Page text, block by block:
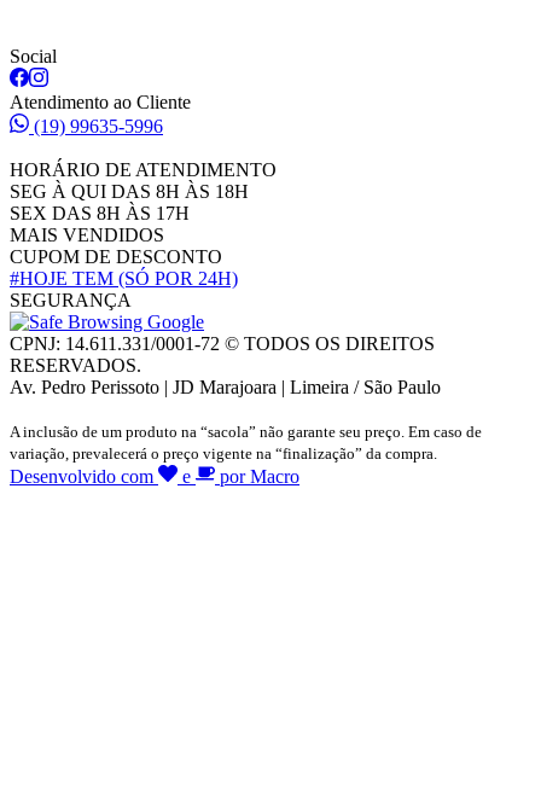
Social
Atendimento ao Cliente
(19) 99635-5996
HORÁRIO DE ATENDIMENTO
SEG À QUI DAS 8H ÀS 18H
SEX DAS 8H ÀS 17H
MAIS VENDIDOS
CUPOM DE DESCONTO
#HOJE TEM (SÓ POR 24H)
SEGURANÇA
CPNJ: 14.611.331/0001-72 © TODOS OS DIREITOS
RESERVADOS.
Av. Pedro Perissoto | JD Marajoara | Limeira / São Paulo
A inclusão de um produto na “sacola” não garante seu preço. Em caso de
variação, prevalecerá o preço vigente na “finalização” da compra.
Desenvolvido com e por Macro